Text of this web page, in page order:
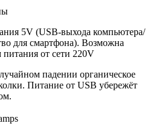
5V (USB-выхода компьютера/
для смартфона). Возможна
питания от сети 220V
падении органическое
Питание от USB убережёт